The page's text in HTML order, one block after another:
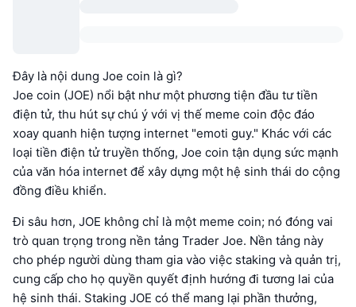
Đây là nội dung Joe coin là gì?
Joe coin (JOE) nổi bật như một phương tiện đầu tư tiền
điện tử, thu hút sự chú ý với vị thế meme coin độc đáo
xoay quanh hiện tượng internet "emoti guy." Khác với các
loại tiền điện tử truyền thống, Joe coin tận dụng sức mạnh
của văn hóa internet để xây dựng một hệ sinh thái do cộng
đồng điều khiển.
Đi sâu hơn, JOE không chỉ là một meme coin; nó đóng vai
trò quan trọng trong nền tảng Trader Joe. Nền tảng này
cho phép người dùng tham gia vào việc staking và quản trị,
cung cấp cho họ quyền quyết định hướng đi tương lai của
hệ sinh thái. Staking JOE có thể mang lại phần thưởng,